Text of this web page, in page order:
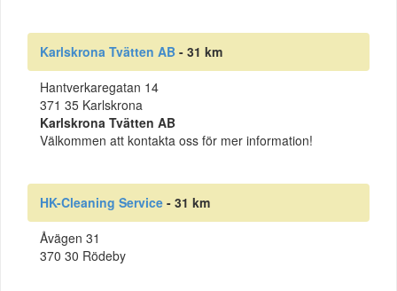
Karlskrona Tvätten AB - 31 km
Hantverkaregatan 14
371 35 Karlskrona
Karlskrona Tvätten AB
Välkommen att kontakta oss för mer information!
HK-Cleaning Service - 31 km
Åvägen 31
370 30 Rödeby